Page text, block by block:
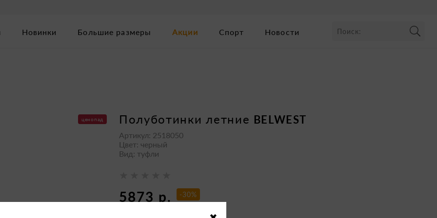
Новинки Большие размеры Акции Спорт Новости
ценопад полуботинки летние BELWEST
Артикул: 2518050
Цвет: черный
Вид: туфли
5873 р. -30%